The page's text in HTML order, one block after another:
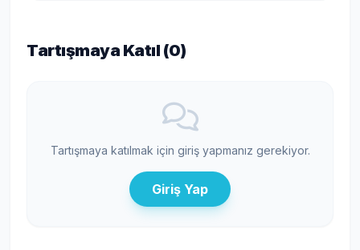
Tartışmaya Katıl (0)
Tartışmaya katılmak için giriş yapmanız gerekiyor.
Giriş Yap